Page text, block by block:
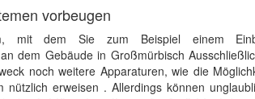
vorbeugen
mit dem Sie zum Beispiel einem
dem Gebäude in Großmürbisch
noch weitere Apparaturen, wie die
nützlich erweisen . Allerdings können